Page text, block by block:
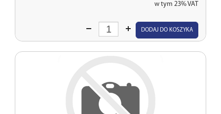
w tym 23% VAT
Wprowadź
DODAJ DO KOSZYKA